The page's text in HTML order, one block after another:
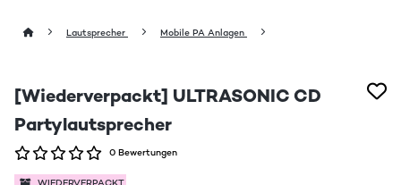
Lautsprecher Mobile PA Anlagen
[Wiederverpackt] ULTRASONIC CD
Partylautsprecher
0 Bewertungen